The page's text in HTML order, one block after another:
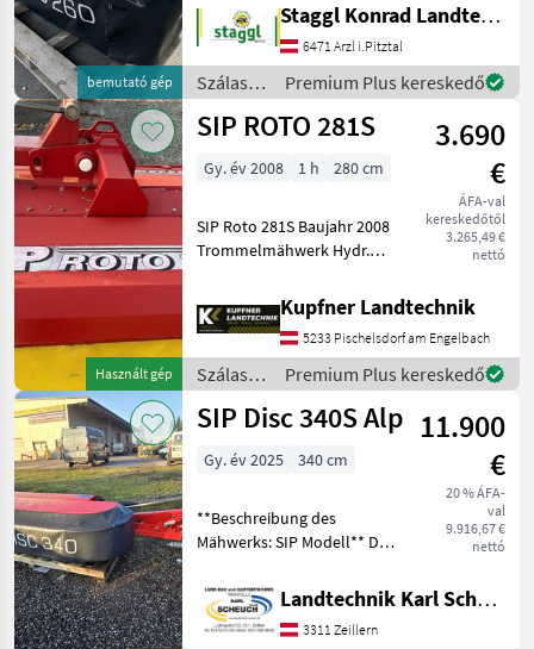
bemutató gép
Klingengröße: 110x48x4mm
Mähbreite: 2, 6m
Mähscheibendrehzahl: 3185
U/min Transport
Staggl Konrad Landtechnik Oberland
6471 Arzl i.Pitztal
Szálastakarmány
betakarítók
/ SIP
Premium Plus kereskedő
Használt gép
SIP ROTO 281S
3.690
€
ÁFA-val
kereskedőtől
3.265,49 €
nettó
Gy. év 2008 1 h 280 cm
SIP Roto 281S Baujahr 2008
Trommelmähwerk Hydr.
Rückschwenkung
Gelenkwelle
Kaszagerendely:
Cséplődob, Visszahajtás:
hidraulikus visszabillentés,
Bozótv
Kupfner Landtechnik
5233 Pischelsdorf am Engelbach
Szálastakarmány
betakarítók
/ SIP
Premium Plus kereskedő
SIP Disc 340S Alp 11.900
€
20 % ÁFA-
val
9.916,67 €
nettó
Gy. év 2025 340 cm
**Beschreibung des
Mähwerks: SIP Modell** Das
renommierten Marke SIP,
Modell 2025, besticht durch
seine erstklassige
Landtechnik Karl Scheuch
3311 Zeillern